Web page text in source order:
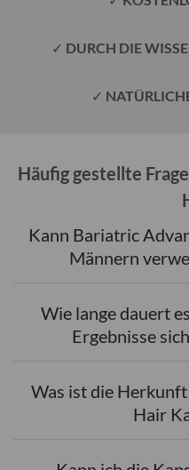
✓ DURCH DIE
✓
Häufig gestellte
Kann Bariatric
Männern
Wie lange dauert
Ergebnisse
Was ist die
Hair